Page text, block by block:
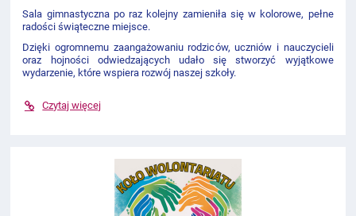
Sala gimnastyczna po raz kolejny zamieniła się w kolorowe, pełne
radości świąteczne miejsce.
Dzięki ogromnemu zaangażowaniu rodziców, uczniów i nauczycieli
oraz hojności odwiedzających udało się stworzyć wyjątkowe
wydarzenie, które wspiera rozwój naszej szkoły.
Czytaj więcej